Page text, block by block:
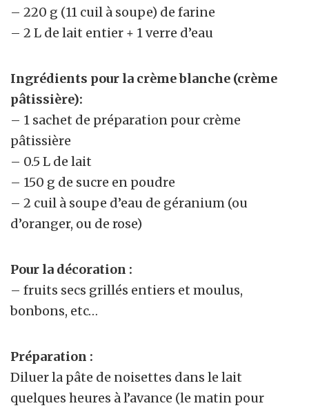
– 220 g (11 cuil à soupe) de farine
– 2 L de lait entier + 1 verre d’eau
Ingrédients pour la crème blanche (crème
pâtissière):
– 1 sachet de préparation pour crème
pâtissière
– 0.5 L de lait
– 150 g de sucre en poudre
– 2 cuil à soupe d’eau de géranium (ou
d’oranger, ou de rose)
Pour la décoration :
– fruits secs grillés entiers et moulus,
bonbons, etc…
Préparation :
Diluer la pâte de noisettes dans le lait
quelques heures à l’avance (le matin pour